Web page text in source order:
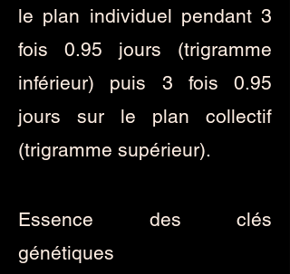
le plan individuel pendant 3
fois 0.95 jours (trigramme
inférieur) puis 3 fois 0.95
jours sur le plan collectif
(trigramme supérieur).
Essence des clés
génétiques